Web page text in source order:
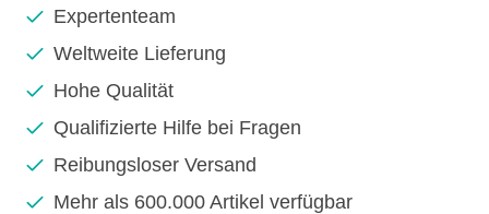
Expertenteam
Weltweite Lieferung
Hohe Qualität
Qualifizierte Hilfe bei Fragen
Reibungsloser Versand
Mehr als 600.000 Artikel verfügbar